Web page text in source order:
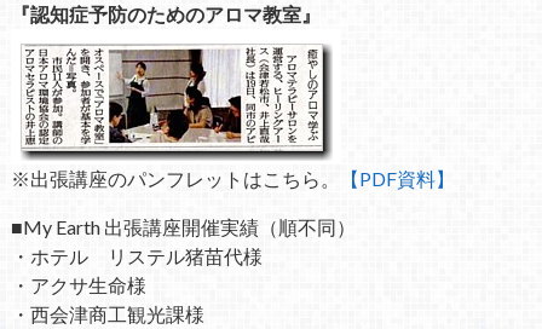
『認知症予防のためのアロマ教室』
※出張講座のパンフレットはこちら。 【PDF資料】
■My Earth 出張講座開催実績（順不同）
・ホテル リステル猪苗代様
・アクサ生命様
・西会津商工観光課様